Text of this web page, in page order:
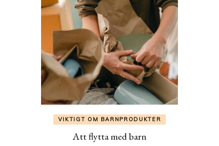
VIKTIGT OM BARNPRODUKTER
Att flytta med barn